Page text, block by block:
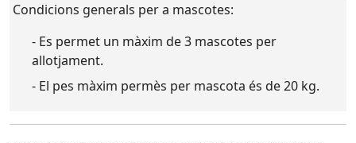
Condicions generals per a mascotes:
- Es permet un màxim de 3 mascotes per
allotjament.
- El pes màxim permès per mascota és de 20 kg.